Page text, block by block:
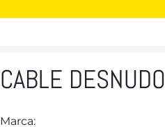
CABLE
Marca: